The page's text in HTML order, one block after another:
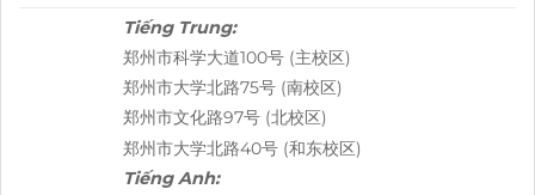
Tiếng Trung:
郑州市科学大道100号 (主校区)
郑州市大学北路75号 (南校区)
郑州市文化路97号 (北校区)
郑州市大学北路40号 (和东校区)
Tiếng Anh: